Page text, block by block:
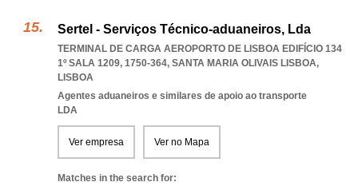
Sertel - Serviços Técnico-aduaneiros, Lda
TERMINAL DE CARGA AEROPORTO DE LISBOA EDIFÍCIO 134
1º SALA 1209, 1750-364, SANTA MARIA OLIVAIS LISBOA,
LISBOA
Agentes aduaneiros e similares de apoio ao transporte
LDA
Ver empresa Ver no Mapa
Matches in the search for: